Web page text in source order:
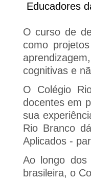
Educadores
O curso de
como
cognitivas e
O Colégio
docentes em
sua
Rio Branco
Aplicados -
Ao longo
brasileira, o